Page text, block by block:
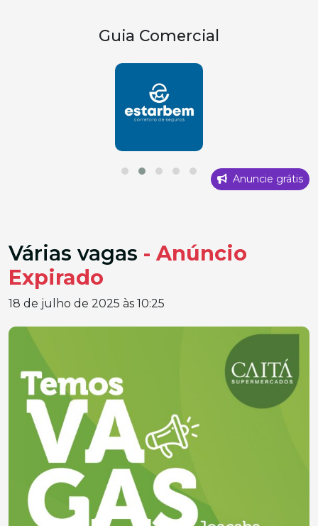
Guia Comercial
Anuncie grátis
Várias vagas - Anúncio
Expirado
18 de julho de 2025 às 10:25